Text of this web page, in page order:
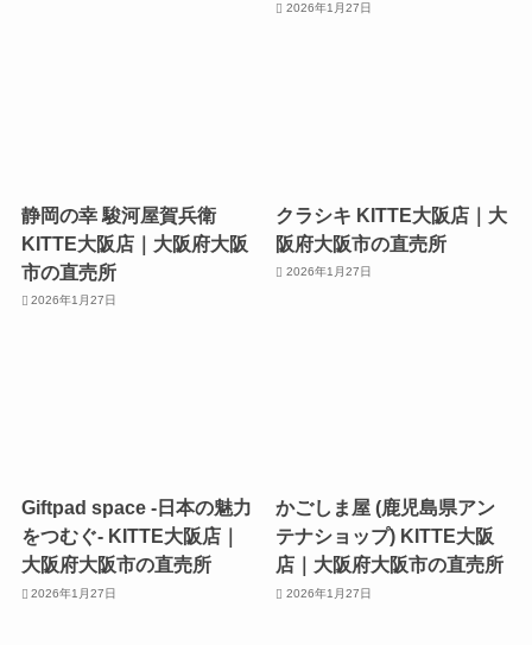
2026年1月27日
静岡の幸 駿河屋賀兵衛
KITTE大阪店｜大阪府大阪
市の直売所
2026年1月27日
クラシキ KITTE大阪店｜大
阪府大阪市の直売所
2026年1月27日
Giftpad space -日本の魅力
をつむぐ- KITTE大阪店｜
大阪府大阪市の直売所
2026年1月27日
かごしま屋 (鹿児島県アン
テナショップ) KITTE大阪
店｜大阪府大阪市の直売所
2026年1月27日